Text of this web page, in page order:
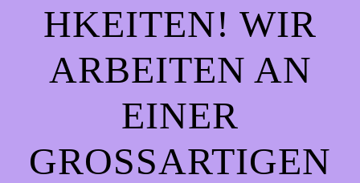
HKEITEN! WIR
ARBEITEN AN
EINER
GROSSARTIGEN S